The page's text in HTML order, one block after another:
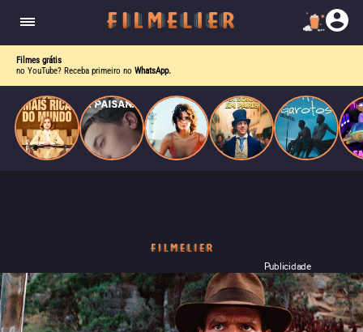
Filmes grátis
no YouTube? Receba primeiro no WhatsApp.
Publicidade
do
Mundo